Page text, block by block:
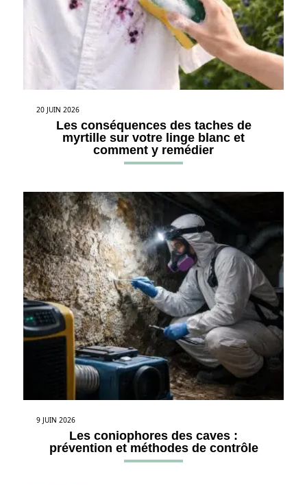
20 JUIN 2026
Les conséquences des taches de
myrtille sur votre linge blanc et
comment y remédier
9 JUIN 2026
Les coniophores des caves :
prévention et méthodes de contrôle